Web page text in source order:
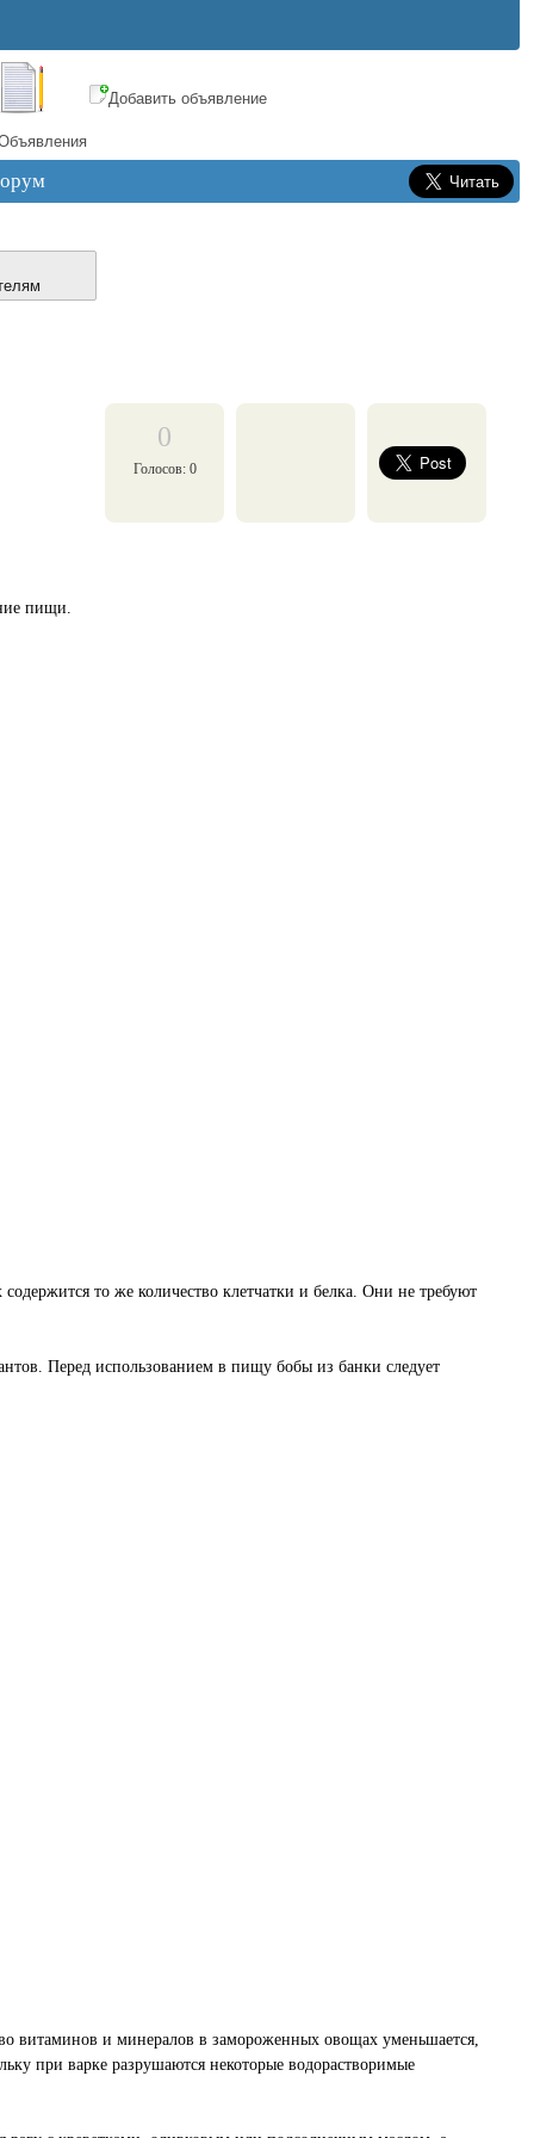
Добавить объявление
0
Голосов: 0
пищи.
то же количество клетчатки и белка. Они не требуют
Перед использованием в пищу бобы из банки следует
витаминов и минералов в замороженных овощах уменьшается,
при варке разрушаются некоторые водорастворимые